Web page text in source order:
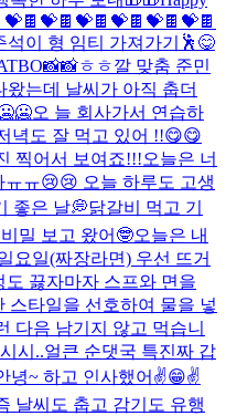
석이 형 임티 가져가기🕺 😋
ㅎㅎ깔 맞춤 준민
왔는데 날씨가 아직 춥더
오 늘 회사가서 연습하
녁도 잘 먹고 있어 !!😋😋
찍어서 보여죠!!!오늘은 너
ㅠ😢😢 오늘 하루도 고생
좋은 날💭닭갈비 먹고 기
밀 보고 왔어🤓오늘은 내
요일(짜장라면) 우선 뜨거
도 끓자마자 스프와 면을
스타일을 선호하여 물을 넣
다음 남기지 않고 먹습니
시..얼큰 순댓국 특진짜 갑
녕~ 하고 인사했어✌️😁✌️
날씨도 춥고 감기도 유행